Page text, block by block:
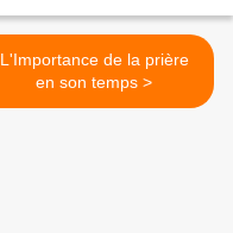
L'Importance de la prière
en son temps >